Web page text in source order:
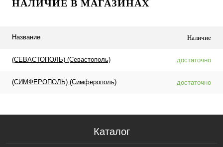
НАЛИЧИЕ В МАГАЗИНАХ
Название Наличие
(СЕВАСТОПОЛЬ) (Севастополь) достаточно
(СИМФЕРОПОЛЬ) (Симферополь) достаточно
Каталог